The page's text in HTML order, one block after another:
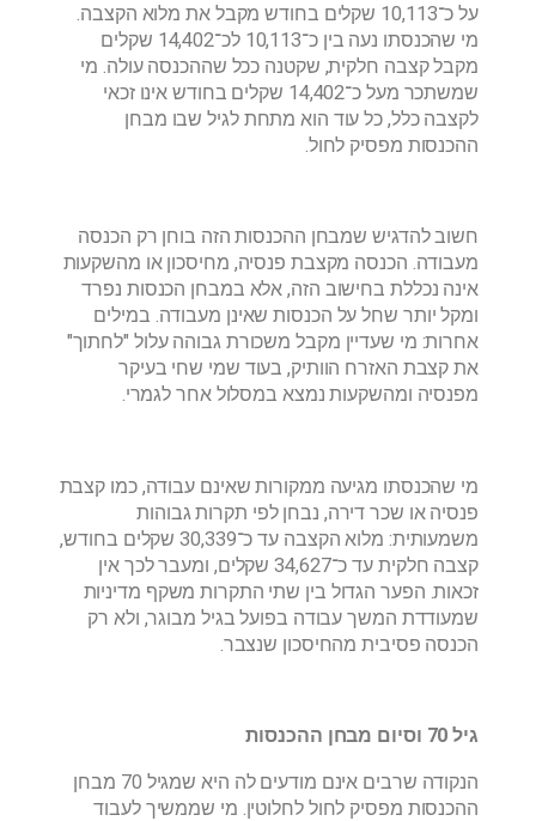
על כ־10,113 שקלים בחודש מקבל את מלוא הקצבה.
מי שהכנסתו נעה בין כ־10,113 לכ־14,402 שקלים
מקבל קצבה חלקית, שקטנה ככל שההכנסה עולה. מי
שמשתכר מעל כ־14,402 שקלים בחודש אינו זכאי
לקצבה כלל, כל עוד הוא מתחת לגיל שבו מבחן
ההכנסות מפסיק לחול.
חשוב להדגיש שמבחן ההכנסות הזה בוחן רק הכנסה
מעבודה. הכנסה מקצבת פנסיה, מחיסכון או מהשקעות
אינה נכללת בחישוב הזה, אלא במבחן הכנסות נפרד
ומקל יותר שחל על הכנסות שאינן מעבודה. במילים
אחרות: מי שעדיין מקבל משכורת גבוהה עלול "לחתוך"
את קצבת האזרח הוותיק, בעוד שמי שחי בעיקר
מפנסיה ומהשקעות נמצא במסלול אחר לגמרי.
מי שהכנסתו מגיעה ממקורות שאינם עבודה, כמו קצבת
פנסיה או שכר דירה, נבחן לפי תקרות גבוהות
משמעותית: מלוא הקצבה עד כ־30,339 שקלים בחודש,
קצבה חלקית עד כ־34,627 שקלים, ומעבר לכך אין
זכאות. הפער הגדול בין שתי התקרות משקף מדיניות
שמעודדת המשך עבודה בפועל בגיל מבוגר, ולא רק
הכנסה פסיבית מהחיסכון שנצבר.
גיל 70 וסיום מבחן ההכנסות
הנקודה שרבים אינם מודעים לה היא שמגיל 70 מבחן
ההכנסות מפסיק לחול לחלוטין. מי שממשיך לעבוד